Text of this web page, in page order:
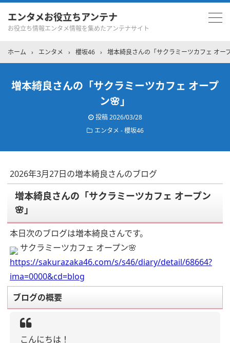
エンタメお役立ちアンテナ
お役立ち情報エンタメ情報を集めたアンテナサイト
ホーム › エンタメ › 櫻坂46 › 増本綺良さんの「サクラミーツカフェ オー
増本綺良さんの「サクラミーツカフェ オープ
ン🌸」
投稿2026/03/28
エンタメ - 櫻坂46
2026年3月27日の増本綺良さんのブログ
増本綺良さんの「サクラミーツカフェ オープン
🌸」
本日次のブログは増本綺良さんです。
サクラミーツカフェ オープン🌸
https://sakurazaka46.com/s/s46/diary/detail/68664?
ima=0000&cd=blog
ブログの概要
こんにちは！